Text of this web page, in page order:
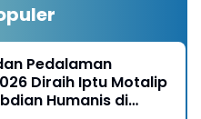
Pedalaman
Diraih Iptu Motalip
Humanis di